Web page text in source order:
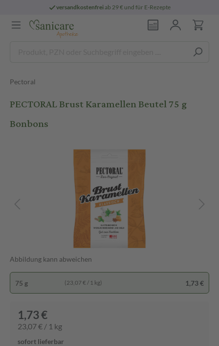
versandkostenfreiab 29 € und für E-Rezepte
Pectoral
PECTORAL Brust Karamellen Beutel 75 g
Bonbons
Abbildung kann abweichen
75 g (23,07 € / 1 kg) 1,73 €
1,73 €
23,07 € / 1 kg
sofort lieferbar